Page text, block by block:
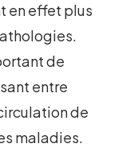
en effet plus
de
entre
de
maladies.